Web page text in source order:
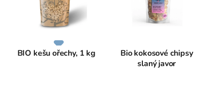
BIO kešu ořechy, 1 kg
Bio kokosové chipsy
slaný javor